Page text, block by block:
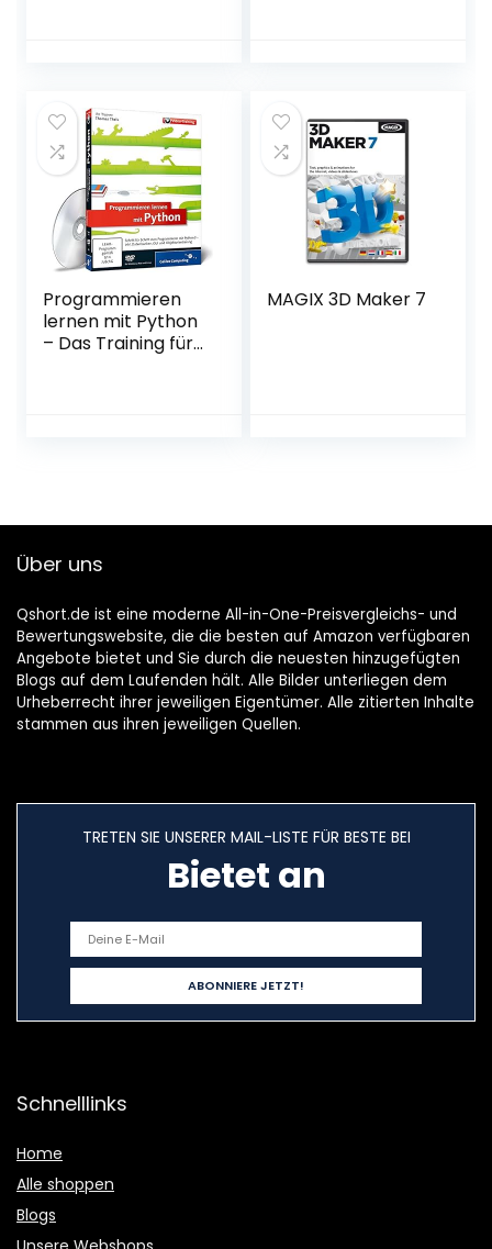
Programmieren
lernen mit Python
– Das Training für
MAGIX 3D Maker 7
Über uns
Qshort.de ist eine moderne All-in-One-Preisvergleichs- und
Bewertungswebsite, die die besten auf Amazon verfügbaren
Angebote bietet und Sie durch die neuesten hinzugefügten
Blogs auf dem Laufenden hält. Alle Bilder unterliegen dem
Urheberrecht ihrer jeweiligen Eigentümer. Alle zitierten Inhalte
stammen aus ihren jeweiligen Quellen.
TRETEN SIE UNSERER MAIL-LISTE FÜR BESTE BEI
Bietet an
Schnelllinks
Home
Alle shoppen
Blogs